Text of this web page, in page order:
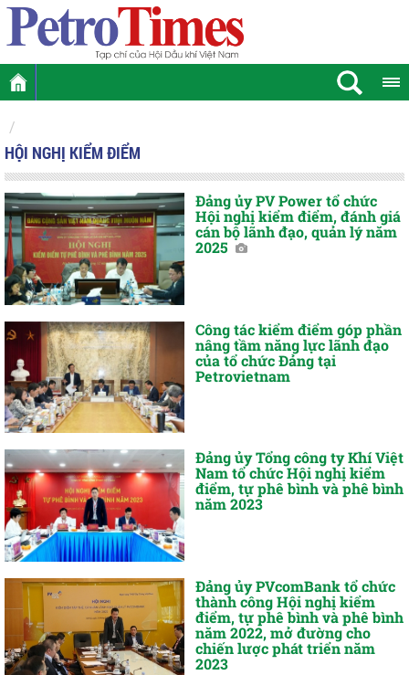
HỘI NGHỊ KIỂM ĐIỂM
Đảng ủy PV Power tổ chức
Hội nghị kiểm điểm, đánh giá
cán bộ lãnh đạo, quản lý năm
2025
Công tác kiểm điểm góp phần
nâng tầm năng lực lãnh đạo
của tổ chức Đảng tại
Petrovietnam
Đảng ủy Tổng công ty Khí Việt
Nam tổ chức Hội nghị kiểm
điểm, tự phê bình và phê bình
năm 2023
Đảng ủy PVcomBank tổ chức
thành công Hội nghị kiểm
điểm, tự phê bình và phê bình
năm 2022, mở đường cho
chiến lược phát triển năm
2023